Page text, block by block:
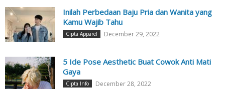
Inilah Perbedaan Baju Pria dan Wanita yang
Kamu Wajib Tahu
Cipta Apparel December 29, 2022
5 Ide Pose Aesthetic Buat Cowok Anti Mati
Gaya
Cipta Info December 28, 2022